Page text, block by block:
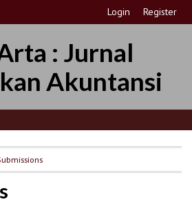
Login Register
: Jurnal
Akuntansi